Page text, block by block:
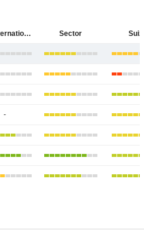
EFG International AG Sector Suiza
-